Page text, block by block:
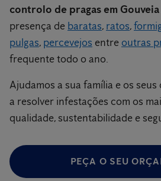
controlo de pragas em Gouveia
presença de baratas, ratos,
pulgas, percevejos entreoutras
frequente todo o ano.
Ajudamos a sua família e os
a resolver infestações com os
qualidade, sustentabilidade e
PEÇA O SEU